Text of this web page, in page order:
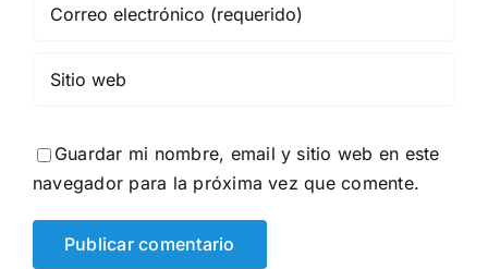
Guardar mi nombre, email y sitio web en este
navegador para la próxima vez que comente.